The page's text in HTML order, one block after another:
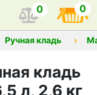
0 0
Ручная кладь
кладь
л, 2,6 кг